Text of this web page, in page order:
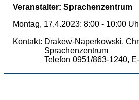
Veranstalter: Sprachenzentrum
Montag, 17.4.2023: 8:00 - 10:00
Kontakt: Drakew-Naperkowski,
Sprachenzentrum
Telefon 0951/863-1240,